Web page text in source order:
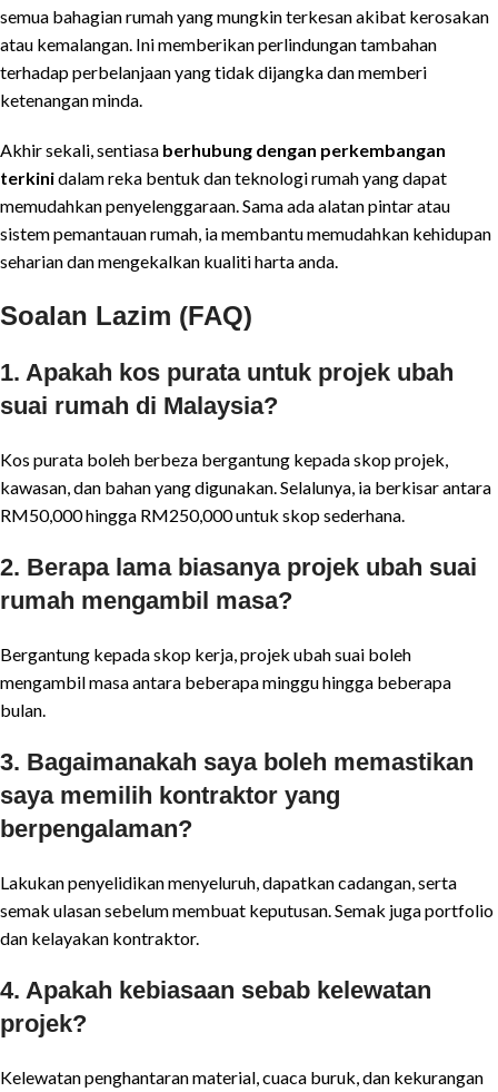
semua bahagian rumah yang mungkin terkesan akibat kerosakan
atau kemalangan. Ini memberikan perlindungan tambahan
terhadap perbelanjaan yang tidak dijangka dan memberi
ketenangan minda.
Akhir sekali, sentiasa berhubung dengan perkembangan
terkinidalam reka bentuk dan teknologi rumah yang dapat
memudahkan penyelenggaraan. Sama ada alatan pintar atau
sistem pemantauan rumah, ia membantu memudahkan kehidupan
seharian dan mengekalkan kualiti harta anda.
Soalan Lazim (FAQ)
1. Apakah kos purata untuk projek ubah
suai rumah di Malaysia?
Kos purata boleh berbeza bergantung kepada skop projek,
kawasan, dan bahan yang digunakan. Selalunya, ia berkisar antara
RM50,000 hingga RM250,000 untuk skop sederhana.
2. Berapa lama biasanya projek ubah suai
rumah mengambil masa?
Bergantung kepada skop kerja, projek ubah suai boleh
mengambil masa antara beberapa minggu hingga beberapa
bulan.
3. Bagaimanakah saya boleh memastikan
saya memilih kontraktor yang
berpengalaman?
Lakukan penyelidikan menyeluruh, dapatkan cadangan, serta
semak ulasan sebelum membuat keputusan. Semak juga portfolio
dan kelayakan kontraktor.
4. Apakah kebiasaan sebab kelewatan
projek?
Kelewatan penghantaran material, cuaca buruk, dan kekurangan